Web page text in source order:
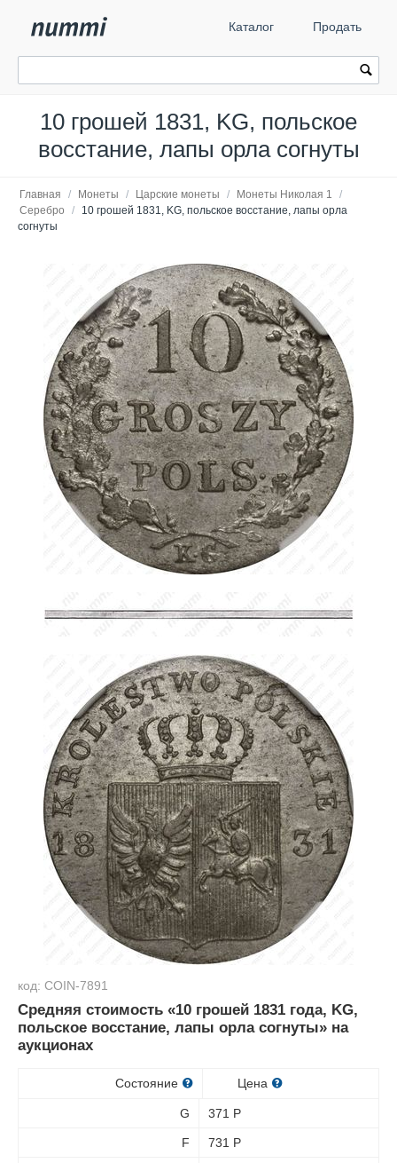
Каталог Продать
10 грошей 1831, KG, польское
восстание, лапы орла согнуты
Главная / Монеты / Царские монеты / Монеты Николая 1
/
Серебро
/
10 грошей 1831, KG, польское восстание, лапы орла
согнуты
код: COIN-7891
Средняя стоимость «10 грошей 1831 года, KG,
польское восстание, лапы орла согнуты» на
аукционах
Состояние Цена
G 371 Р
F 731 Р